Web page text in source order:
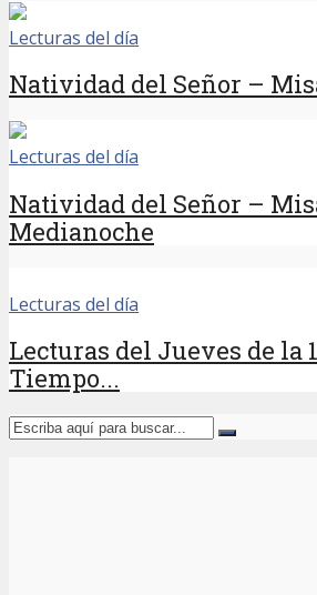
Lecturas del día
Natividad del Señor –
Lecturas del día
Natividad del Señor –
Medianoche
Lecturas del día
Lecturas del Jueves de la
Tiempo...